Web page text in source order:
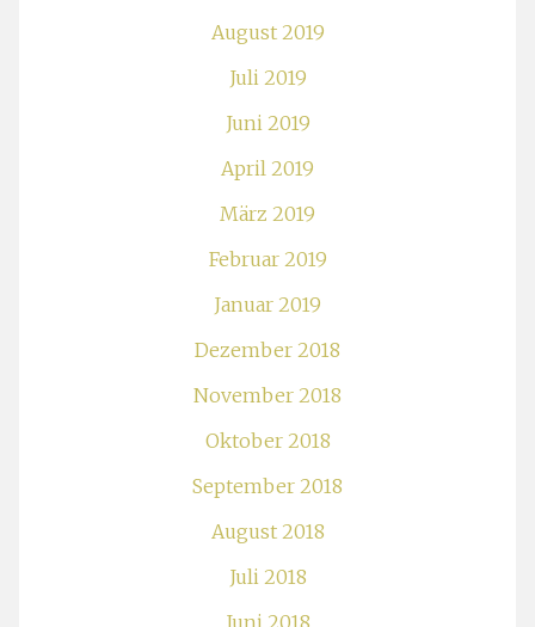
August 2019
Juli 2019
Juni 2019
April 2019
März 2019
Februar 2019
Januar 2019
Dezember 2018
November 2018
Oktober 2018
September 2018
August 2018
Juli 2018
Juni 2018